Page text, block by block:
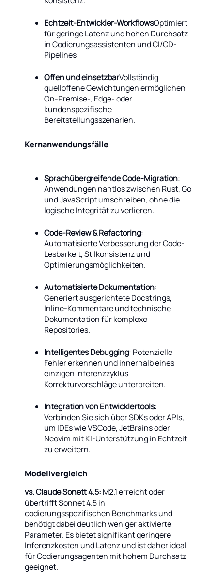
Echtzeit-Entwickler-WorkflowsOptimiert
für geringe Latenz und hohen Durchsatz
in Codierungsassistenten und CI/CD-
Pipelines
Offen und einsetzbarVollständig
quelloffene Gewichtungen ermöglichen
On-Premise-, Edge- oder
kundenspezifische
Bereitstellungsszenarien.
Kernanwendungsfälle
Sprachübergreifende Code-Migration:
Anwendungen nahtlos zwischen Rust, Go
und JavaScript umschreiben, ohne die
logische Integrität zu verlieren.
Code-Review & Refactoring:
Automatisierte Verbesserung der Code-
Lesbarkeit, Stilkonsistenz und
Optimierungsmöglichkeiten.
Automatisierte Dokumentation:
Generiert ausgerichtete Docstrings,
Inline-Kommentare und technische
Dokumentation für komplexe
Repositories.
Intelligentes Debugging: Potenzielle
Fehler erkennen und innerhalb eines
einzigen Inferenzzyklus
Korrekturvorschläge unterbreiten.
Integration von Entwicklertools:
Verbinden Sie sich über SDKs oder APIs,
um IDEs wie VSCode, JetBrains oder
Neovim mit KI-Unterstützung in Echtzeit
zu erweitern.
Modellvergleich
vs. Claude Sonett 4.5: M2.1 erreicht oder
übertrifft Sonnet 4.5 in
codierungsspezifischen Benchmarks und
benötigt dabei deutlich weniger aktivierte
Parameter. Es bietet signifikant geringere
Inferenzkosten und Latenz und ist daher ideal
für Codierungsagenten mit hohem Durchsatz
geeignet.